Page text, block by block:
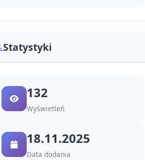
Statystyki
132
Wyświetleń
18.11.2025
Data dodania